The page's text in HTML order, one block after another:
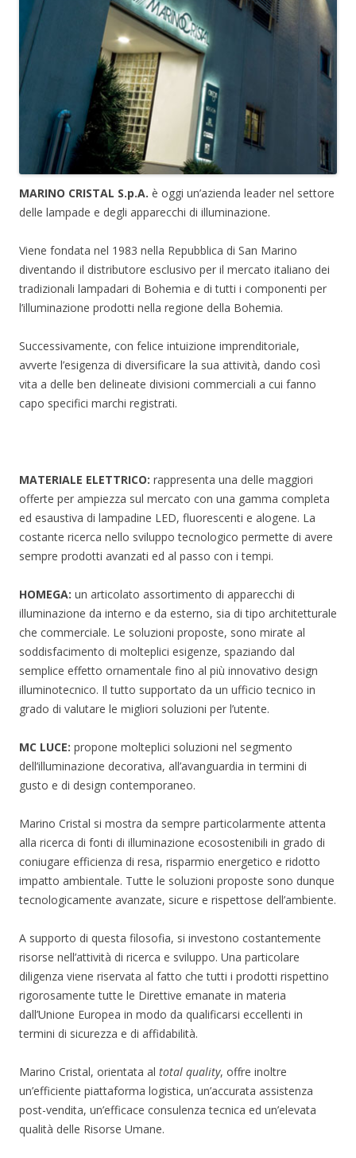
MARINO CRISTAL S.p.A. è oggi un’azienda leader nel settore
delle lampade e degli apparecchi di illuminazione.
Viene fondata nel 1983 nella Repubblica di San Marino
diventando il distributore esclusivo per il mercato italiano dei
tradizionali lampadari di Bohemia e di tutti i componenti per
l’illuminazione prodotti nella regione della Bohemia.
Successivamente, con felice intuizione imprenditoriale,
avverte l’esigenza di diversificare la sua attività, dando così
vita a delle ben delineate divisioni commerciali a cui fanno
capo specifici marchi registrati.
MATERIALE ELETTRICO: rappresenta una delle maggiori
offerte per ampiezza sul mercato con una gamma completa
ed esaustiva di lampadine LED, fluorescenti e alogene. La
costante ricerca nello sviluppo tecnologico permette di avere
sempre prodotti avanzati ed al passo con i tempi.
HOMEGA: un articolato assortimento di apparecchi di
illuminazione da interno e da esterno, sia di tipo architetturale
che commerciale. Le soluzioni proposte, sono mirate al
soddisfacimento di molteplici esigenze, spaziando dal
semplice effetto ornamentale fino al più innovativo design
illuminotecnico. Il tutto supportato da un ufficio tecnico in
grado di valutare le migliori soluzioni per l’utente.
MC LUCE: propone molteplici soluzioni nel segmento
dell’illuminazione decorativa, all’avanguardia in termini di
gusto e di design contemporaneo.
Marino Cristal si mostra da sempre particolarmente attenta
alla ricerca di fonti di illuminazione ecosostenibili in grado di
coniugare efficienza di resa, risparmio energetico e ridotto
impatto ambientale. Tutte le soluzioni proposte sono dunque
tecnologicamente avanzate, sicure e rispettose dell’ambiente.
A supporto di questa filosofia, si investono costantemente
risorse nell’attività di ricerca e sviluppo. Una particolare
diligenza viene riservata al fatto che tutti i prodotti rispettino
rigorosamente tutte le Direttive emanate in materia
dall’Unione Europea in modo da qualificarsi eccellenti in
termini di sicurezza e di affidabilità.
Marino Cristal, orientata al total quality, offre inoltre
un’efficiente piattaforma logistica, un’accurata assistenza
post-vendita, un’efficace consulenza tecnica ed un’elevata
qualità delle Risorse Umane.